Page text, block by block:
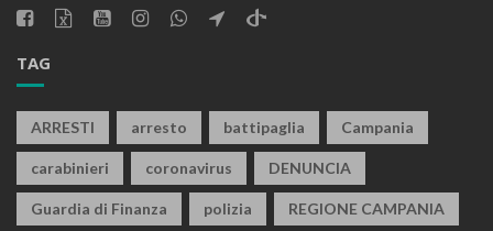
TAG
ARRESTI arresto battipaglia Campania
carabinieri coronavirus DENUNCIA
Guardia di Finanza polizia REGIONE CAMPANIA